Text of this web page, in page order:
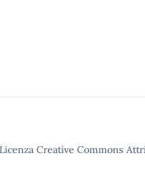
Creative Commons